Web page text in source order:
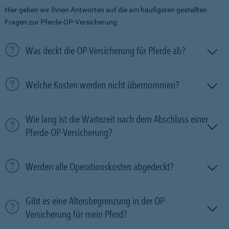
Hier geben wir Ihnen Antworten auf die am häufigsten gestellten
Fragen zur Pferde-OP-Versicherung.
Was deckt die OP-Versicherung für Pferde ab?
Welche Kosten werden nicht übernommen?
Wie lang ist die Wartezeit nach dem Abschluss einer
Pferde-OP-Versicherung?
Werden alle Operationskosten abgedeckt?
Gibt es eine Altersbegrenzung in der OP-
Versicherung für mein Pferd?